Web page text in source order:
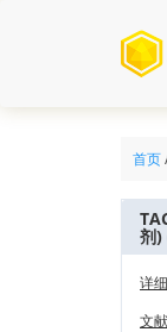
首页
剂)
详
文